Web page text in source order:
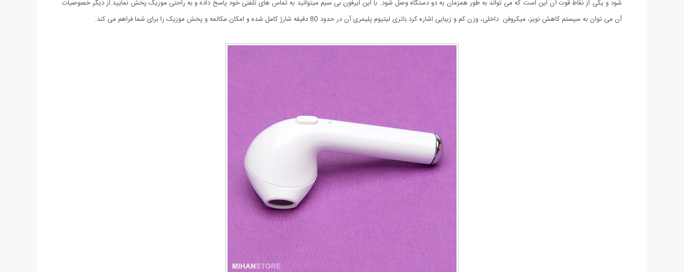
شود و یکی از نقاط قوت آن این است که می تواند به طور همزمان به دو دستگاه وصل شود. با این ایرفون بی سیم میتوانید به تماس های تلفنی خود پاسخ داده و به راحتی موزیک پخش نمایید.از دیگر خصوصیات
آن می توان به سیستم کاهش نویز، میکروفن داخلی، وزن کم و زیبایی اشاره کرد.باتری لیتیوم پلیمری آن در حدود 80 دقیقه شارژ کامل شده و امکان مکالمه و پخش موزیک را برای شما فراهم می کند.